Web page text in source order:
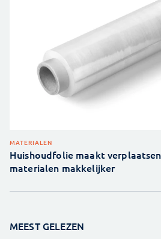
MATERIALEN
Huishoudfolie maakt
materialen makkelijker
MEEST GELEZEN